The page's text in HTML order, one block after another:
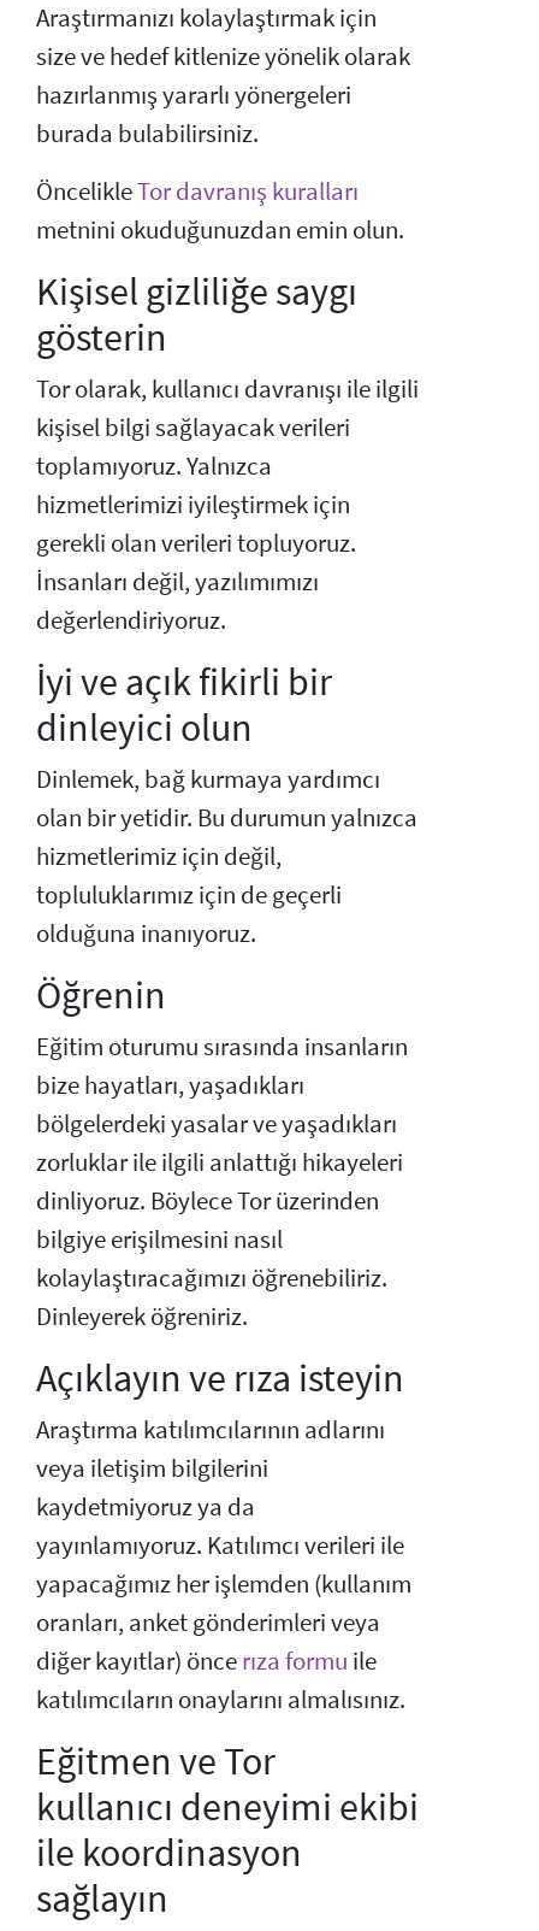
Araştırmanızı kolaylaştırmak için
size ve hedef kitlenize yönelik olarak
hazırlanmış yararlı yönergeleri
burada bulabilirsiniz.
ÖncelikleTor davranış kuralları
metnini okuduğunuzdan emin olun.
Kişisel gizliliğe saygı
gösterin
Tor olarak, kullanıcı davranışı ile ilgili
kişisel bilgi sağlayacak verileri
toplamıyoruz. Yalnızca
hizmetlerimizi iyileştirmek için
gerekli olan verileri topluyoruz.
İnsanları değil, yazılımımızı
değerlendiriyoruz.
İyi ve açık fikirli bir
dinleyici olun
Dinlemek, bağ kurmaya yardımcı
olan bir yetidir. Bu durumun yalnızca
hizmetlerimiz için değil,
topluluklarımız için de geçerli
olduğuna inanıyoruz.
Öğrenin
Eğitim oturumu sırasında insanların
bize hayatları, yaşadıkları
bölgelerdeki yasalar ve yaşadıkları
zorluklar ile ilgili anlattığı hikayeleri
dinliyoruz. Böylece Tor üzerinden
bilgiye erişilmesini nasıl
kolaylaştıracağımızı öğrenebiliriz.
Dinleyerek öğreniriz.
Açıklayın ve rıza isteyin
Araştırma katılımcılarının adlarını
veya iletişim bilgilerini
kaydetmiyoruz ya da
yayınlamıyoruz. Katılımcı verileri ile
yapacağımız her işlemden (kullanım
oranları, anket gönderimleri veya
diğer kayıtlar) öncerıza formu ile
katılımcıların onaylarını almalısınız.
Eğitmen ve Tor
kullanıcı deneyimi ekibi
ile koordinasyon
sağlayın